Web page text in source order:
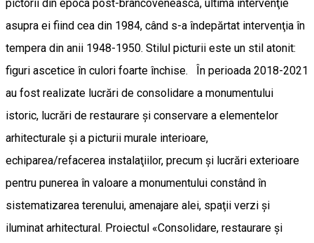
pictorii din epoca post-brâncovenească, ultima intervenţie
asupra ei fiind cea din 1984, când s-a îndepărtat intervenţia în
tempera din anii 1948-1950. Stilul picturii este un stil atonit:
figuri ascetice în culori foarte închise. În perioada 2018-2021
au fost realizate lucrări de consolidare a monumentului
istoric, lucrări de restaurare şi conservare a elementelor
arhitecturale şi a picturii murale interioare,
echiparea/refacerea instalaţiilor, precum şi lucrări exterioare
pentru punerea în valoare a monumentului constând în
sistematizarea terenului, amenajare alei, spaţii verzi şi
iluminat arhitectural. Proiectul «Consolidare, restaurare şi